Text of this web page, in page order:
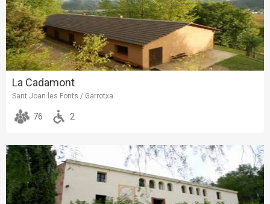
La Cadamont
Sant Joan les Fonts / Garrotxa
76 2